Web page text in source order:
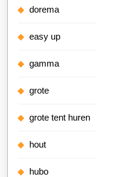
dorema
easy up
gamma
grote
grote tent huren
hout
hubo